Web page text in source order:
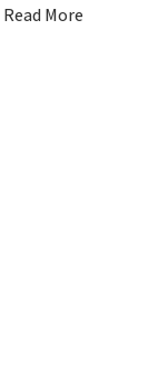
Read More